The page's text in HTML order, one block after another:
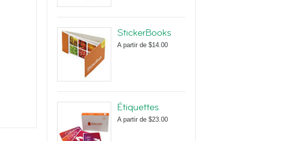
StickerBooks
A partir de $14.00
Étiquettes
A partir de $23.00